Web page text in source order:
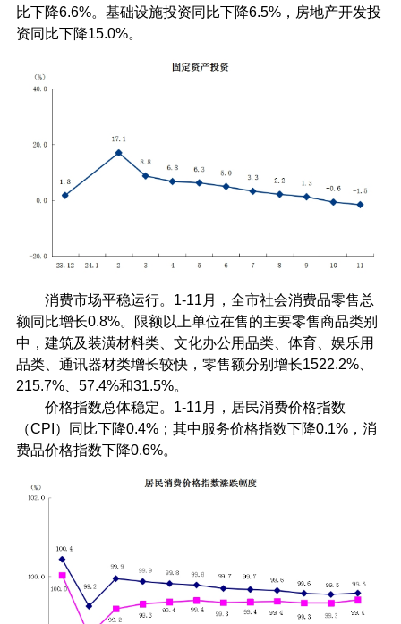
比下降6.6%。基础设施投资同比下降6.5%，房地产开发投
资同比下降15.0%。
消费市场平稳运行。1-11月，全市社会消费品零售总
额同比增长0.8%。限额以上单位在售的主要零售商品类别
中，建筑及装潢材料类、文化办公用品类、体育、娱乐用
品类、通讯器材类增长较快，零售额分别增长1522.2%、
215.7%、57.4%和31.5%。
价格指数总体稳定。1-11月，居民消费价格指数
（CPI）同比下降0.4%；其中服务价格指数下降0.1%，消
费品价格指数下降0.6%。